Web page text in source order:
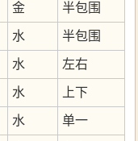
金 半包围
水 半包围
水 左右
水 上下
水 单一